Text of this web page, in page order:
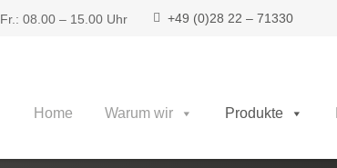
Fr.: 08.00 – 15.00 Uhr +49 (0)28 22 – 71330
Home Warum wir Produkte